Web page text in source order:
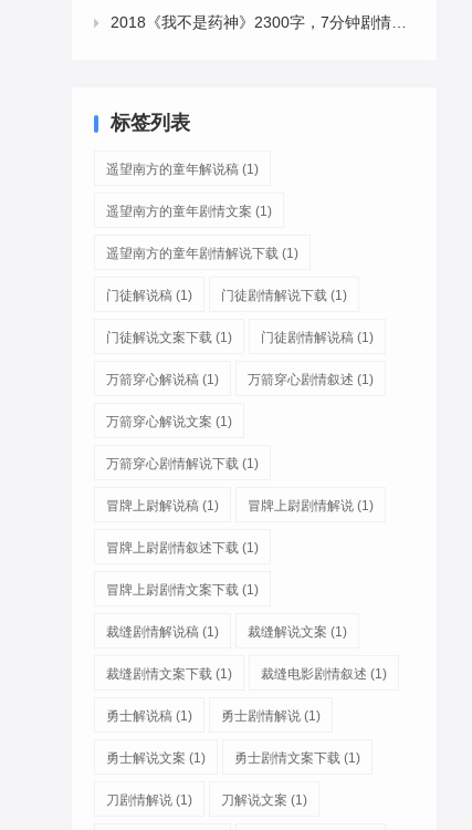

2018《我不是药神》2300字，7分钟剧情解说稿
标签列表
遥望南方的童年解说稿 (1)
遥望南方的童年剧情文案 (1)
遥望南方的童年剧情解说下载 (1)
门徒解说稿 (1) 门徒剧情解说下载 (1)
门徒解说文案下载 (1) 门徒剧情解说稿 (1)
万箭穿心解说稿 (1) 万箭穿心剧情叙述 (1)
万箭穿心解说文案 (1)
万箭穿心剧情解说下载 (1)
冒牌上尉解说稿 (1) 冒牌上尉剧情解说 (1)
冒牌上尉剧情叙述下载 (1)
冒牌上尉剧情文案下载 (1)
裁缝剧情解说稿 (1) 裁缝解说文案 (1)
裁缝剧情文案下载 (1) 裁缝电影剧情叙述 (1)
勇士解说稿 (1) 勇士剧情解说 (1)
勇士解说文案 (1) 勇士剧情文案下载 (1)
刀剧情解说 (1) 刀解说文案 (1)